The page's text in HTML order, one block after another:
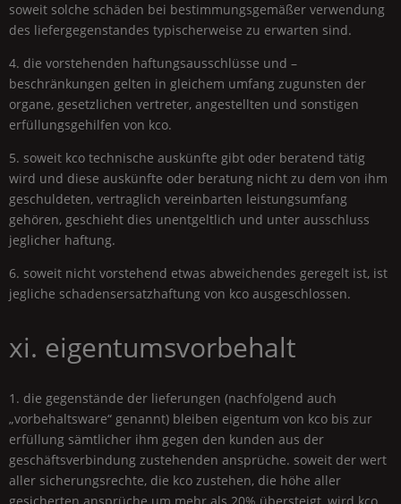
soweit solche schäden bei bestimmungsgemäßer verwendung
des liefergegenstandes typischerweise zu erwarten sind.
4. die vorstehenden haftungsausschlüsse und –
beschränkungen gelten in gleichem umfang zugunsten der
organe, gesetzlichen vertreter, angestellten und sonstigen
erfüllungsgehilfen von kco.
5. soweit kco technische auskünfte gibt oder beratend tätig
wird und diese auskünfte oder beratung nicht zu dem von ihm
geschuldeten, vertraglich vereinbarten leistungsumfang
gehören, geschieht dies unentgeltlich und unter ausschluss
jeglicher haftung.
6. soweit nicht vorstehend etwas abweichendes geregelt ist, ist
jegliche schadensersatzhaftung von kco ausgeschlossen.
xi. eigentumsvorbehalt
1. die gegenstände der lieferungen (nachfolgend auch
„vorbehaltsware“ genannt) bleiben eigentum von kco bis zur
erfüllung sämtlicher ihm gegen den kunden aus der
geschäftsverbindung zustehenden ansprüche. soweit der wert
aller sicherungsrechte, die kco zustehen, die höhe aller